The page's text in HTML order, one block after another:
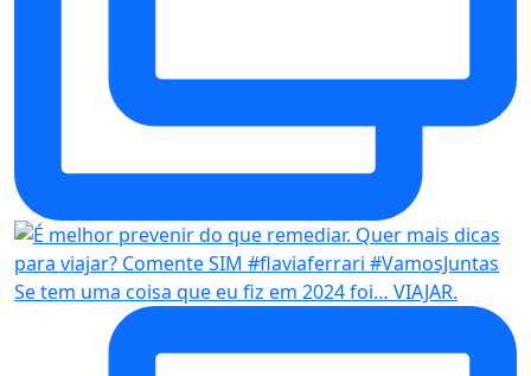
Se tem uma coisa que eu fiz em 2024 foi… VIAJAR.